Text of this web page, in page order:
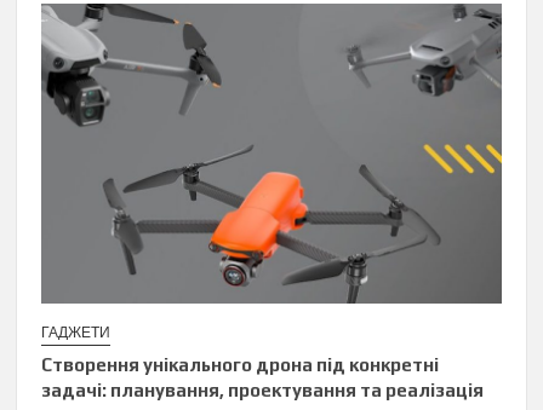
ГАДЖЕТИ
Створення унікального дрона під конкретні
задачі: планування, проектування та реалізація